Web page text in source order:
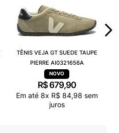
TÊNIS VEJA GT SUEDE TAUPE
PIERRE AI0321656A
R$ 679,90
Em até 8x R$ 84,98 sem
juros